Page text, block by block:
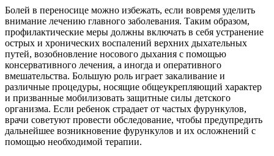
Болей в переносице можно избежать, если вовремя уделить
внимание лечению главного заболевания. Таким образом,
профилактические меры должны включать в себя устранение
острых и хронических воспалений верхних дыхательных
путей, возобновление носового дыхания с помощью
консервативного лечения, а иногда и оперативного
вмешательства. Большую роль играет закаливание и
различные процедуры, носящие общеукрепляющий характер
и призванные мобилизовать защитные силы детского
организма. Если ребенок страдает от частых фурункулов,
врачи советуют провести обследование, чтобы предупредить
дальнейшее возникновение фурункулов и их осложнений с
помощью необходимой терапии.